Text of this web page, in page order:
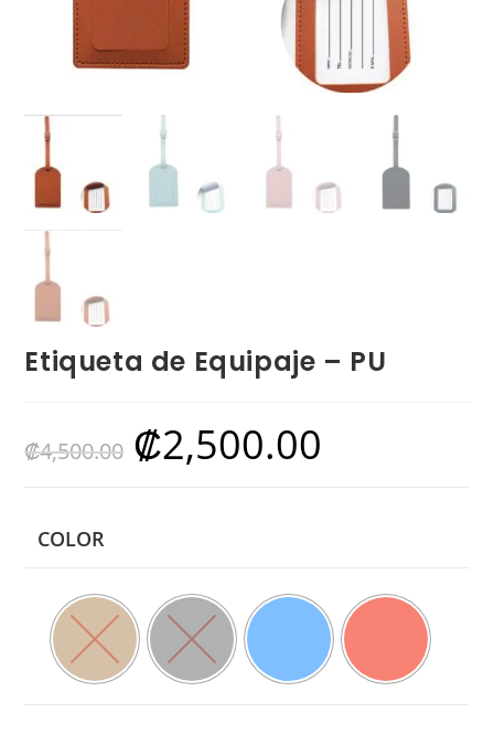
Etiqueta de Equipaje – PU
₡4,500.00
El
precio
original
₡2,500.00
COLOR